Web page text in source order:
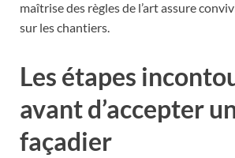
maîtrise des règles de l’art assure
sur les chantiers.
Les étapes
avant d’accepter
façadier